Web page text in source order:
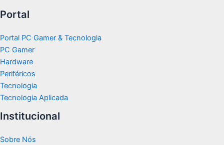
Portal
Portal PC Gamer & Tecnologia
PC Gamer
Hardware
Periféricos
Tecnologia
Tecnologia Aplicada
Institucional
Sobre Nós